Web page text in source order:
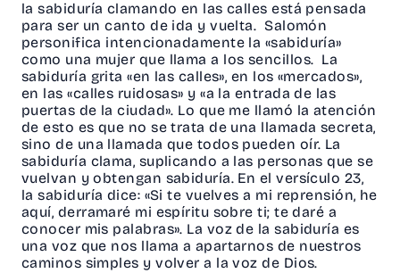
la sabiduría clamando en las calles está pensada
para ser un canto de ida y vuelta. Salomón
personifica intencionadamente la «sabiduría»
como una mujer que llama a los sencillos. La
sabiduría grita «en las calles», en los «mercados»,
en las «calles ruidosas» y «a la entrada de las
puertas de la ciudad». Lo que me llamó la atención
de esto es que no se trata de una llamada secreta,
sino de una llamada que todos pueden oír. La
sabiduría clama, suplicando a las personas que se
vuelvan y obtengan sabiduría. En el versículo 23,
la sabiduría dice: «Si te vuelves a mi reprensión, he
aquí, derramaré mi espíritu sobre ti; te daré a
conocer mis palabras». La voz de la sabiduría es
una voz que nos llama a apartarnos de nuestros
caminos simples y volver a la voz de Dios.